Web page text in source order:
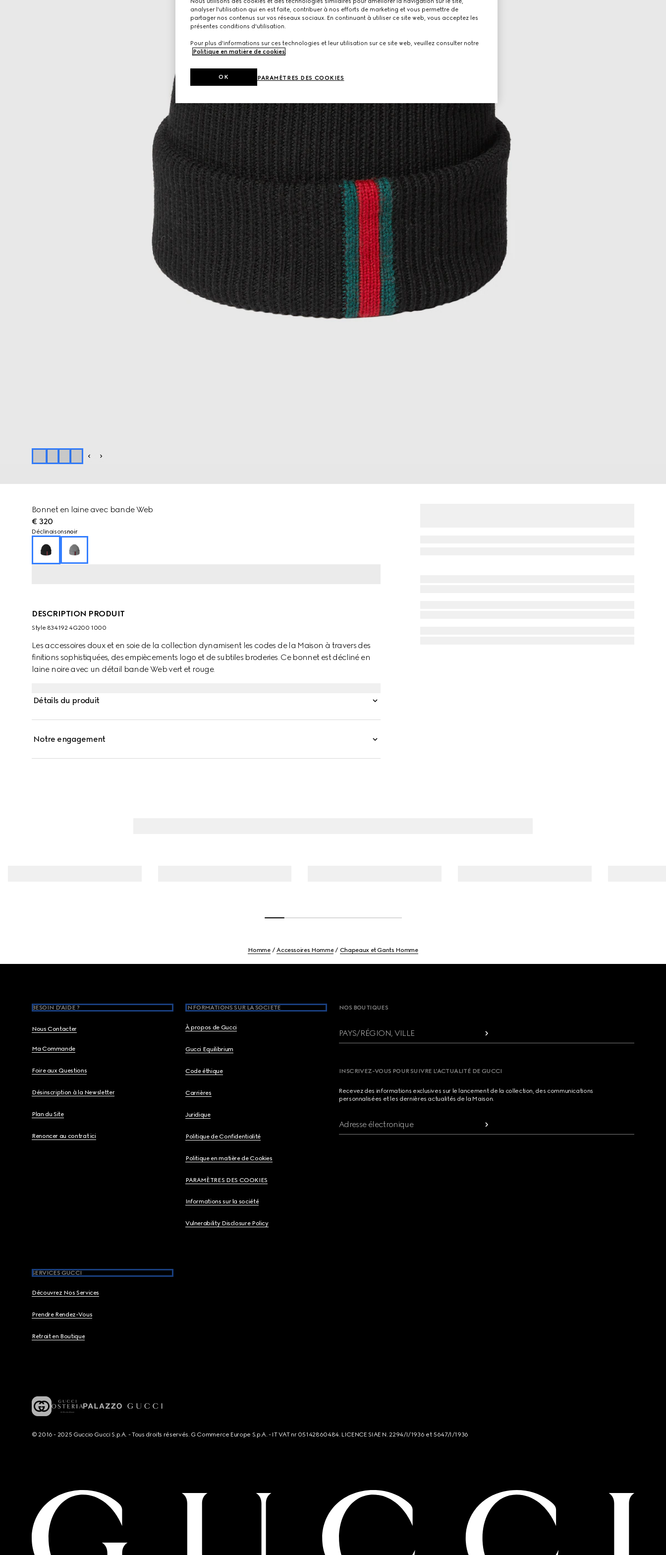
Bonnet en laine avec bande Web
€ 320
Déclinaisonsnoir
DESCRIPTION PRODUIT
Style ‎834192 4G200 1000
Les accessoires doux et en soie de la collection dynamisent les codes de la Maison à travers des
finitions sophistiquées, des empiècements logo et de subtiles broderies. Ce bonnet est décliné en
laine noire avec un détail bande Web vert et rouge.
Détails du produit
Notre engagement
Homme Accessoires Homme Chapeaux et Gants Homme
BESOIN D'AIDE ?
Nous Contacter
Ma Commande
Foire aux Questions
Désinscription à la Newsletter
Plan du Site
Renoncer au contrat ici
INFORMATIONS SUR LA SOCIETE
À propos de Gucci
Gucci Equilibrium
Code éthique
Carrières
Juridique
Politique de Confidentialité
Politique en matière de Cookies
PARAMÈTRES DES COOKIES
Informations sur la société
Vulnerability Disclosure Policy
SERVICES GUCCI
Découvrez Nos Services
Prendre Rendez-Vous
Retrait en Boutique
NOS BOUTIQUES
PAYS/RÉGION, VILLE
INSCRIVEZ-VOUS POUR SUIVRE L’ACTUALITÉ DE GUCCI
Recevez des informations exclusives sur le lancement de la collection, des communications
personnalisées et les dernières actualités de la Maison.
Adresse électronique
© 2016 - 2025 Guccio Gucci S.p.A. - Tous droits réservés. G Commerce Europe S.p.A. - IT VAT nr 05142860484. LICENCE SIAE N. 2294/I/1936 et 5647/I/1936
analyser l'utilisation qui en est faite, contribuer à nos efforts de marketing et vous permettre de
partager nos contenus sur vos réseaux sociaux. En continuant à utiliser ce site web, vous acceptez les
présentes conditions d'utilisation.
Pour plus d'informations sur ces technologies et leur utilisation sur ce site web, veuillez consulter notre
Politique en matière de cookies
PARAMÈTRES DES COOKIES
OK